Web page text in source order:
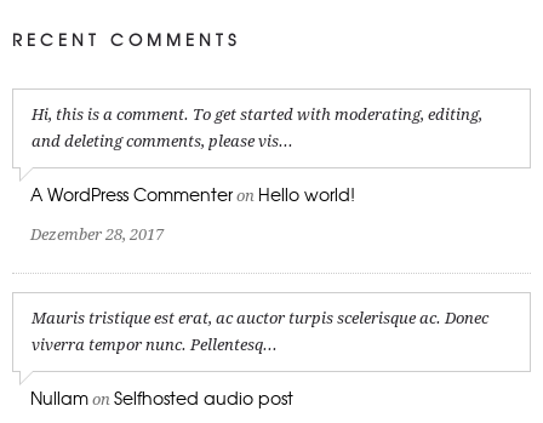
RECENT COMMENTS
Hi, this is a comment. To get started with moderating, editing,
and deleting comments, please vis...
A WordPress Commenter on Hello world!
Dezember 28, 2017
Mauris tristique est erat, ac auctor turpis scelerisque ac. Donec
viverra tempor nunc. Pellentesq...
Nullam on Selfhosted audio post